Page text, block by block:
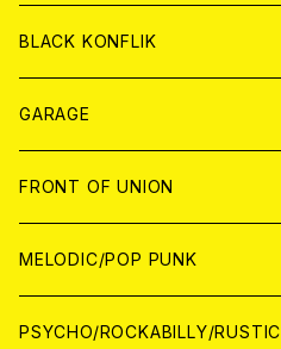
ANALOG
ANALOG
CD
ANALOG
BLACK KONFLIK
GARAGE
JAPAN
アナログ
CD
WORLD
アナログ
FRONT OF UNION
MELODIC/POP PUNK
JAPAN
PSYCHO/ROCKABILLY/RUSTIC